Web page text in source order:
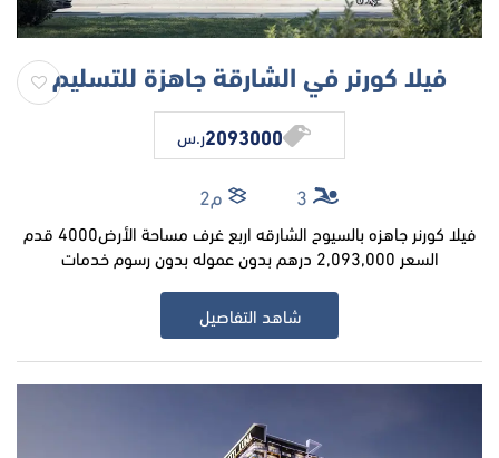
فيلا كورنر في الشارقة جاهزة للتسليم
2093000ر.س
3 م2
فيلا كورنر جاهزه بالسيوح الشارقه اربع غرف مساحة الأرض4000 قدم
السعر 2,093,000 درهم بدون عموله بدون رسوم خدمات
شاهد التفاصيل